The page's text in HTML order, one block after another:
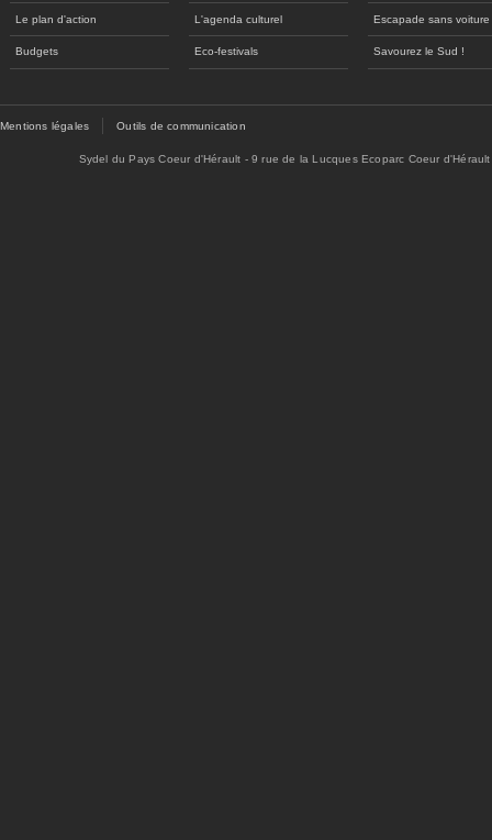
Le plan d'action
Budgets
L'agenda culturel
Eco-festivals
Escapade sans voiture
Savourez le Sud !
Mentions légales Outils de communication
Sydel du Pays Coeur d'Hérault - 9 rue de la Lucques Ecoparc Coeur